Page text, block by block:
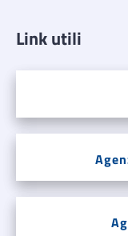
Link utili